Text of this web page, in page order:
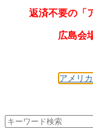
返済不要の「
広島会
アメリ